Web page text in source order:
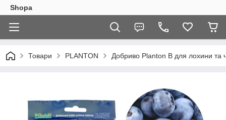
Shopa
Товари PLANTON Добриво Planton B для лохини та